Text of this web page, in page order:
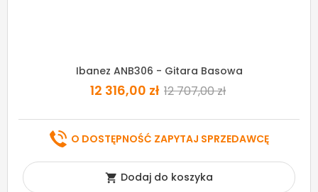
Ibanez ANB306 - Gitara Basowa
12 316,00 zł 12 707,00 zł
O DOSTĘPNOŚĆ ZAPYTAJ SPRZEDAWCĘ
 Dodaj do koszyka